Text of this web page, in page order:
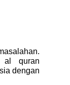
al quran
dengan